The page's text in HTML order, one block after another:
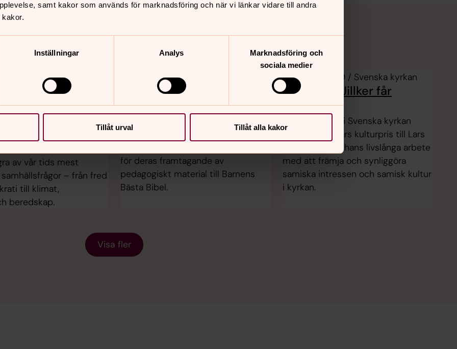
samt kakor som används för marknadsföring och när vi länkar vidare till andra
Inställningar Analys
Marknadsföring och
sociala medier
Tillåt urval Tillåt alla kakor
kyrkan
/ Svenska kyrkan
kyrkan i
lyfter
samhällsfrågor
av vår tids mest
samhällsfrågor – från fred
till klimat,
beredskap.
9.6.2026 08.44 / Svenska kyrkan
De prisas för pedagogiskt
bibelmaterial
för deras framtagande av
pedagogiskt material till Barnens
Bästa Bibel.
4.6.2026 05.00 / Svenska kyrkan
Lars Einar Jillker får
kulturpris
Samiska rådet i Svenska kyrkan
tilldelar 2026 års kulturpris till Lars
Einar Jillker för hans livslånga arbete
med att främja och synliggöra
samiska intressen och samisk kultur
i kyrkan.
Visa fler